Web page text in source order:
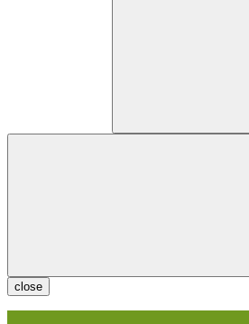
close